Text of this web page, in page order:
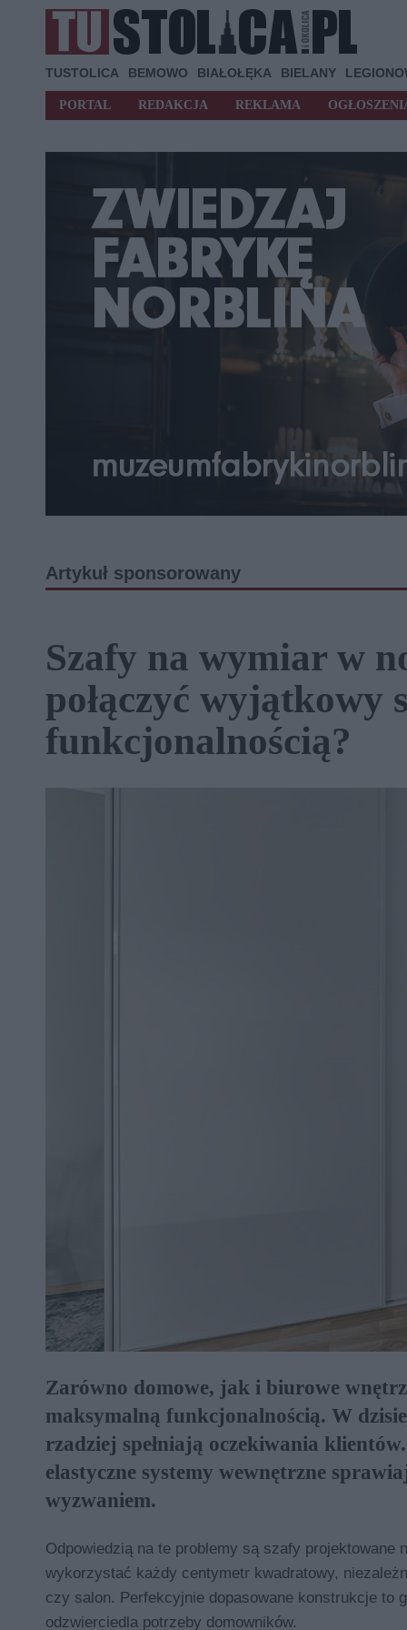
TUSTOLICA BEMOWO BIAŁOŁĘKA BIELANY
PORTAL REDAKCJA REKLAMA
Artykuł sponsorowany
Szafy na wymiar w
połączyć wyjątkowy
funkcjonalnością?
Zarówno domowe, jak i biurowe
maksymalną funkcjonalnością. W
rzadziej spełniają oczekiwania
elastyczne systemy wewnętrzne
wyzwaniem.
Odpowiedzią na te problemy są szafy projektowane
wykorzystać każdy centymetr kwadratowy,
czy salon. Perfekcyjnie dopasowane konstrukcje to
odzwierciedla potrzeby domowników.